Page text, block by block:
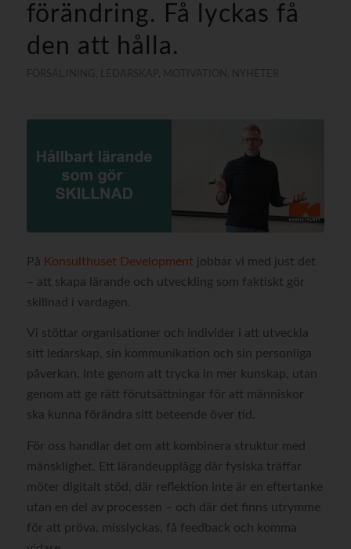
förändring. Få lyckas få
den att hålla.
På Konsulthuset Development jobbar vi med just det
– att skapa lärande och utveckling som faktiskt gör
skillnad i vardagen.
Vi stöttar organisationer och individer i att utveckla
sitt ledarskap, sin kommunikation och sin personliga
påverkan. Inte genom att trycka in mer kunskap, utan
genom att ge rätt förutsättningar för att människor
ska kunna förändra sitt beteende över tid.
För oss handlar det om att kombinera struktur med
mänsklighet. Ett lärandeupplägg där fysiska träffar
möter digitalt stöd, där reflektion inte är en eftertanke
utan en del av processen – och där det finns utrymme
för att pröva, misslyckas, få feedback och komma